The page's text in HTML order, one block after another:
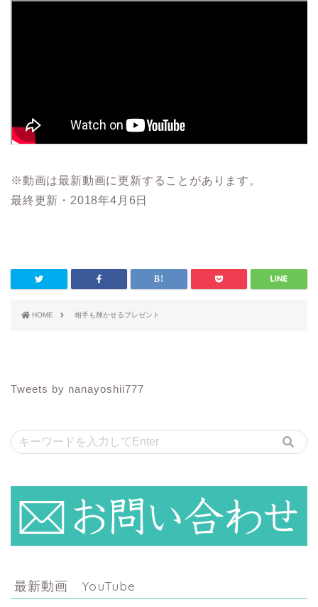
※動画は最新動画に更新することがあります。
最終更新・2018年4月6日
HOME 相手も輝かせるプレゼント
Tweets by nanayoshii777
最新動画 YouTube